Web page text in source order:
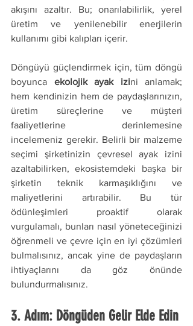
akışını azaltır. Bu; onarılabilirlik, yerel
üretim ve yenilenebilir enerjilerin
kullanımı gibi kalıpları içerir.
Döngüyü güçlendirmek için, tüm döngü
boyunca ekolojik ayak izini anlamak;
hem kendinizin hem de paydaşlarınızın,
üretim süreçlerine ve müşteri
faaliyetlerine derinlemesine
incelemeniz gerekir. Belirli bir malzeme
seçimi şirketinizin çevresel ayak izini
azaltabilirken, ekosistemdeki başka bir
şirketin teknik karmaşıklığını ve
maliyetlerini artırabilir. Bu tür
ödünleşimleri proaktif olarak
vurgulamalı, bunları nasıl yöneteceğinizi
öğrenmeli ve çevre için en iyi çözümleri
bulmalısınız, ancak yine de paydaşların
ihtiyaçlarını da göz önünde
bulundurmalısınız.
3. Adım: Döngüden Gelir Elde Edin